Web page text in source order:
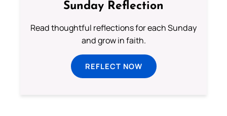
Sunday Reflection
Read thoughtful reflections for each Sunday
and grow in faith.
REFLECT NOW